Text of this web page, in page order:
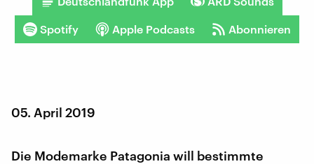
Spotify Apple Podcasts Abonnieren
05. April 2019
Die Modemarke Patagonia will bestimmte